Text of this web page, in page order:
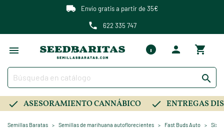
Envío gratis a partir de 35€
622 335 747

ASESORAMIENTO CANNÁBICO ENTREGAS
Semillas Baratas Semillas de marihuana autoflorecientes Fast Buds Auto Six